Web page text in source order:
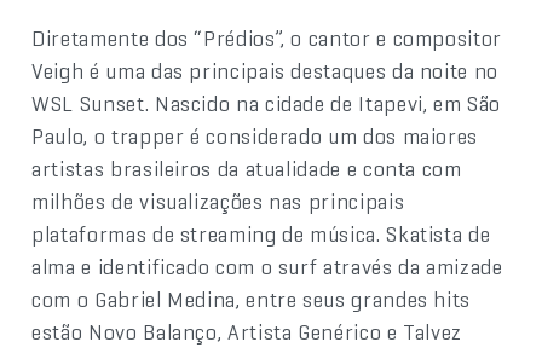
Diretamente dos “Prédios”, o cantor e compositor
Veigh é uma das principais destaques da noite no
WSL Sunset. Nascido na cidade de Itapevi, em São
Paulo, o trapper é considerado um dos maiores
artistas brasileiros da atualidade e conta com
milhões de visualizações nas principais
plataformas de streaming de música. Skatista de
alma e identificado com o surf através da amizade
com o Gabriel Medina, entre seus grandes hits
estão Novo Balanço, Artista Genérico e Talvez